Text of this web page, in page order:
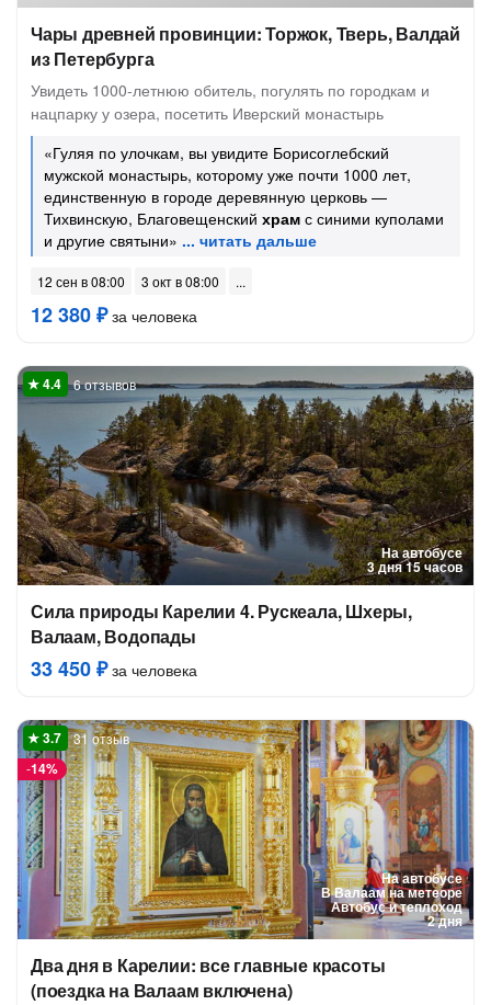
Чары древней провинции: Торжок, Тверь, Валдай
из Петербурга
Увидеть 1000-летнюю обитель, погулять по городкам и
нацпарку у озера, посетить Иверский монастырь
«Гуляя по улочкам, вы увидите Борисоглебский
мужской монастырь, которому уже почти 1000 лет,
единственную в городе деревянную церковь —
Тихвинскую, Благовещенский храм с синими куполами
и другие святыни»
12 сен в 08:00 3 окт в 08:00
12 380 ₽за человека
На автобусе
3 дня 15 часов
6 отзывов
Сила природы Карелии 4. Рускеала, Шхеры,
Валаам, Водопады
33 450 ₽за человека
На автобусе
В Валаам на метеоре
Автобус и теплоход
2 дня
-14%
31 отзыв
Два дня в Карелии: все главные красоты
(поездка на Валаам включена)